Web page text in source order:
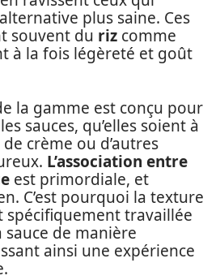
plus saine. Ces
souvent du riz comme
à la fois légèreté et goût
la gamme est conçu pour
sauces, qu’elles soient à
crème ou d’autres
L’association entre
est primordiale, et
C’est pourquoi la texture
spécifiquement travaillée
de manière
ainsi une expérience